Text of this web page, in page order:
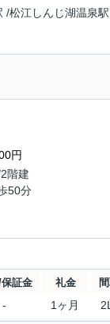
/松江しんじ湖温泉駅
円
階建
50分
証金 礼金
- 1ヶ月